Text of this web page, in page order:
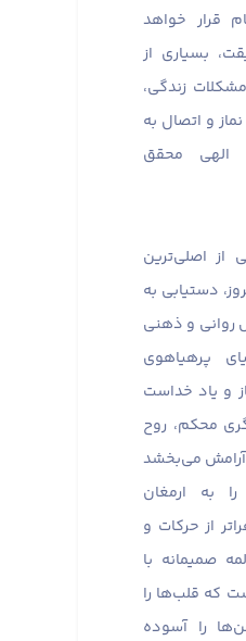
قرار خواهد
بسیاری از
زندگی،
و اتصال به
الهی محقق
از اصلی‌ترین
دستیابی به
روانی و ذهنی
پرهیاهوی
و یاد خداست
محکم، روح
آرامش می‌بخشد
به ارمغان
از حرکات و
صمیمانه با
که قلب‌ها را
را آسوده